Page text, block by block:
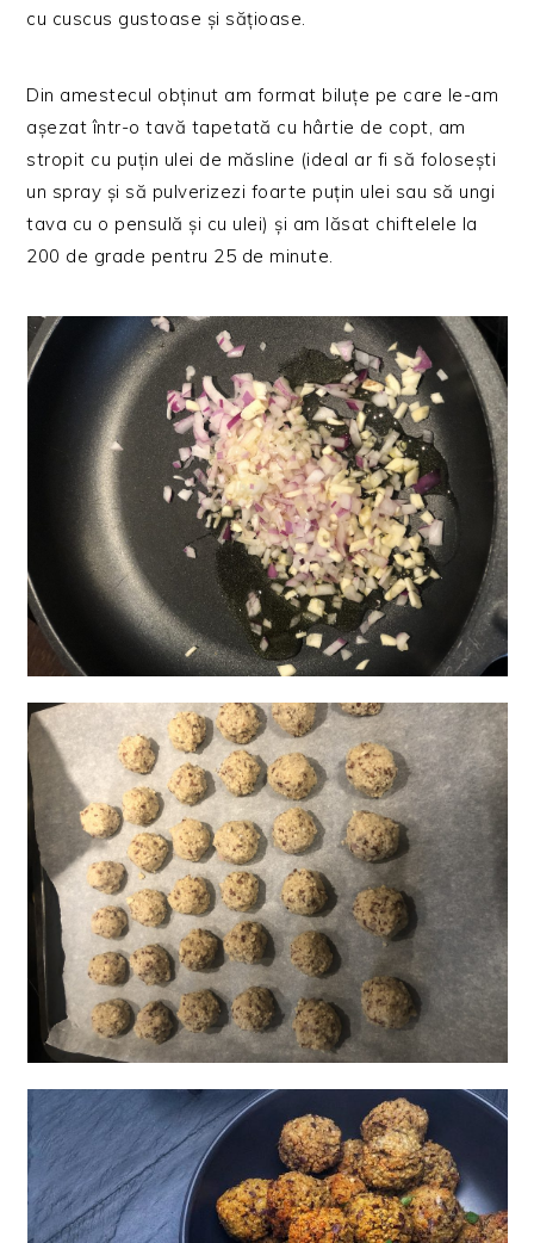
cu cuscus gustoase și sățioase.
Din amestecul obținut am format biluțe pe care le-am
așezat într-o tavă tapetată cu hârtie de copt, am
stropit cu puțin ulei de măsline (ideal ar fi să folosești
un spray și să pulverizezi foarte puțin ulei sau să ungi
tava cu o pensulă și cu ulei) și am lăsat chiftelele la
200 de grade pentru 25 de minute.